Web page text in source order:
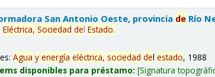
San Antonio Oeste, provincia de Río
Eléctrica, Sociedad delEstado.
Agua y energía eléctrica, sociedad delestado, 1988
disponibles para préstamo: Signatura